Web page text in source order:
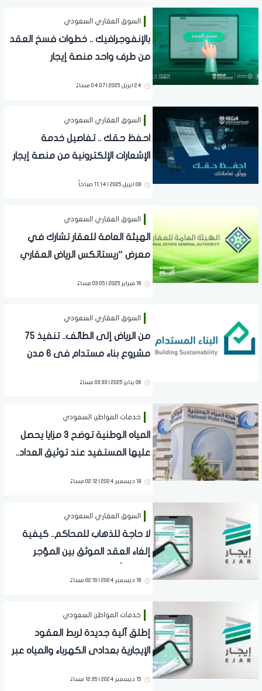
السوق العقاري السعودي
بالإنفوجرافيك .. خطوات فسخ العقد
من طرف واحد منصة إيجار
24 ابريل 2025 | 04:07 مساءً
السوق العقاري السعودي
احفظ حقك .. تفاصيل خدمة
الإشعارات الإلكترونية من منصة إيجار
08 ابريل 2025 | 11:14 صباحاً
السوق العقاري السعودي
الهيئة العامة للعقار تشارك في
معرض “ريستاتكس الرياض العقاري
الاستثمار
16 فبراير 2025 | 03:05 مساءً
السوق العقاري السعودي
من الرياض إلى الطائف.. تنفيذ 75
مشروع بناء مستدام فى 6 مدن
06 يناير 2025 | 03:33 مساءً
خدمات المواطن السعودي
المياه الوطنية توضح 3 مزايا يحصل
عليها المستفيد عند توثيق العداد..
19 ديسمبر 2024 | 02:12 مساءً
السوق العقاري السعودي
لا حاجة للذهاب للمحاكم.. كيفية
إلغاء العقد الموثق بين المؤجر
16 ديسمبر 2024 | 02:10 مساءً
خدمات المواطن السعودي
إطلق آلية جديدة لربط العقود
الإيجارية بعدادى الكهرباء والمياه عبر
15 ديسمبر 2024 | 12:35 مساءً